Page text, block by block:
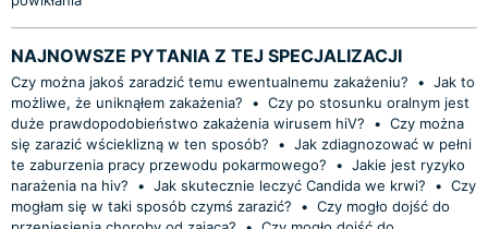
NAJNOWSZE PYTANIA Z TEJ SPECJALIZACJI
Czy można jakoś zaradzić temu ewentualnemu zakażeniu? • Jak to
możliwe, że uniknąłem zakażenia?
• Czy po stosunku oralnym jest
duże prawdopodobieństwo zakażenia wirusem hiV?
• Czy można
się zarazić wścieklizną w ten sposób?
• Jak zdiagnozować w pełni
te zaburzenia pracy przewodu pokarmowego?
• Jakie jest ryzyko
narażenia na hiv?
• Jak skutecznie leczyć Candida we krwi? • Czy
mogłam się w taki sposób czymś zarazić?
• Czy mogło dojść do